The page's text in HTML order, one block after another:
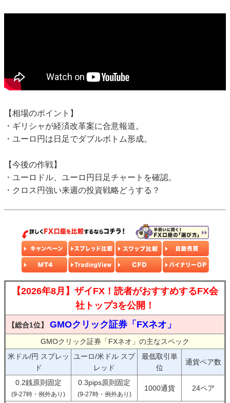
【相場のポイント】
・ギリシャが経済改革案に合意報道。
・ユーロ円は日足でダブルボトム形成。
【今後の作戦】
・ユーロドル、ユーロ円日足チャートを確認。
・クロス円強い来週の投資戦略どうする？
【2026年8月】ザイFX！読者がおすすめするFX会
社トップ3を公開！
【総合1位】 GMOクリック証券「FXネオ」
GMOクリック証券「FXネオ」の主なスペック
米ドル/円 スプレッ
ド
ユーロ/米ドル スプ
レッド
最低取引単
位
通貨ペア数
0.2銭原則固定
(9-27時・例外あり)
0.3pips原則固定
(9-27時・例外あり)
1000通貨 24ペア